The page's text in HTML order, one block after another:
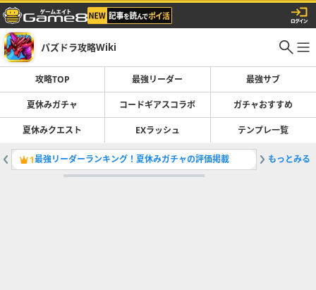
パズドラ攻略Wiki
攻略TOP 最強リーダー 最強サブ
夏休みガチャ コードギアスコラボ ガチャおすすめ
夏休みクエスト EXラッシュ テンプレ一覧
1最強リーダーランキング！夏休みガチャの評価掲載 2コード
もっとみる